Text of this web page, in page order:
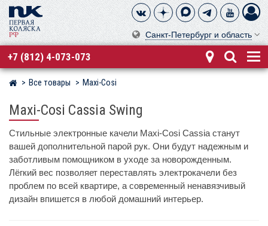
Санкт-Петербург и область
+7 (812) 4-073-073
Магазин детских колясок
Все товары Maxi-Cosi
Maxi-Cosi Cassia Swing
Стильные электронные качели Maxi-Cosi Cassia станут
вашей дополнительной парой рук. Они будут надежным и
заботливым помощником в уходе за новорожденным.
Лёгкий вес позволяет переставлять электрокачели без
проблем по всей квартире, а современный ненавязчивый
дизайн впишется в любой домашний интерьер.